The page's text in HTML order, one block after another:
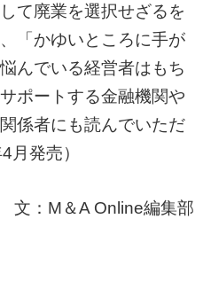
て廃業を選択せざるを
「かゆいところに手が
んでいる経営者はもち
ポートする金融機関や
係者にも読んでいただ
4月発売）
文：M＆A Online編集部